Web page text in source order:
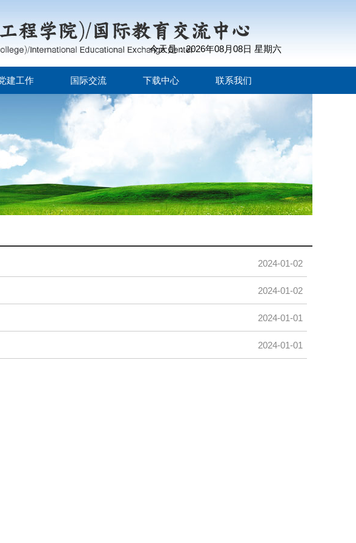
今天是：2026年08月08日 星期六
建工作 国际交流 下载中心 联系我们
2024-01-02
2024-01-02
2024-01-01
2024-01-01